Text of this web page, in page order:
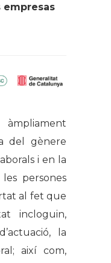
empresas
del gènere
i en la
persones
al fet que
incloguin,
la
així com,